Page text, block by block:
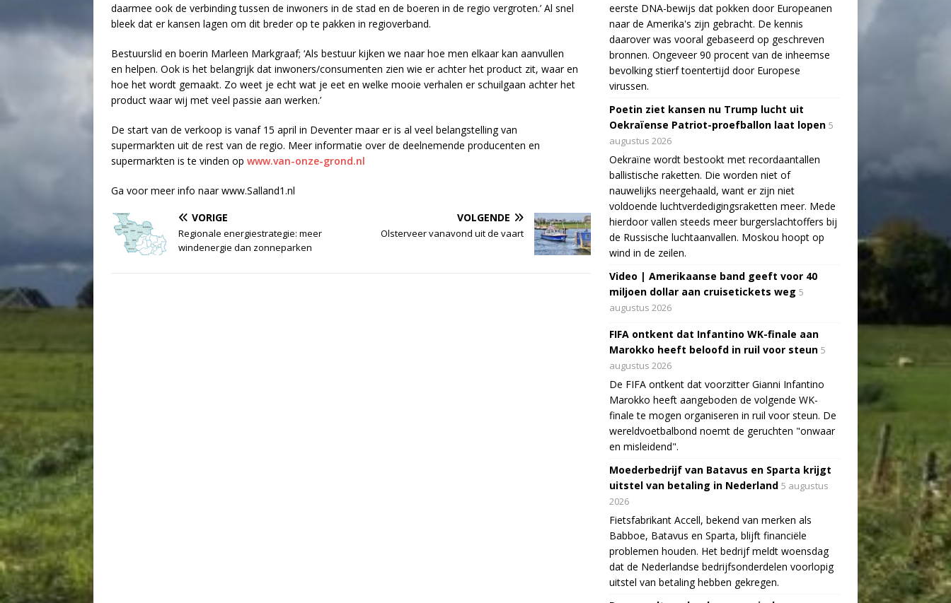
daarmee ook de verbinding tussen de inwoners in de stad en de boeren in de regio vergroten.’ Al snel
bleek dat er kansen lagen om dit breder op te pakken in regioverband.
Bestuurslid en boerin Marleen Markgraaf; ‘Als bestuur kijken we naar hoe men elkaar kan aanvullen
en helpen. Ook is het belangrijk dat inwoners/consumenten zien wie er achter het product zit, waar en
hoe het wordt gemaakt. Zo weet je echt wat je eet en welke mooie verhalen er schuilgaan achter het
product waar wij met veel passie aan werken.’
De start van de verkoop is vanaf 15 april in Deventer maar er is al veel belangstelling van
supermarkten uit de rest van de regio. Meer informatie over de deelnemende producenten en
supermarkten is te vinden op www.van-onze-grond.nl
Ga voor meer info naar www.Salland1.nl
VORIGE
Regionale energiestrategie: meer
windenergie dan zonneparken
VOLGENDE
Olsterveer vanavond uit de vaart
eerste DNA-bewijs dat pokken door Europeanen
naar de Amerika's zijn gebracht. De kennis
daarover was vooral gebaseerd op geschreven
bronnen. Ongeveer 90 procent van de inheemse
bevolking stierf toentertijd door Europese
virussen.
Poetin ziet kansen nu Trump lucht uit
Oekraïense Patriot-proefballon laat lopen 5
augustus 2026
Oekraïne wordt bestookt met recordaantallen
ballistische raketten. Die worden niet of
nauwelijks neergehaald, want er zijn niet
voldoende luchtverdedigingsraketten meer. Mede
hierdoor vallen steeds meer burgerslachtoffers bij
de Russische luchtaanvallen. Moskou hoopt op
wind in de zeilen.
Video | Amerikaanse band geeft voor 40
miljoen dollar aan cruisetickets weg 5
augustus 2026
FIFA ontkent dat Infantino WK-finale aan
Marokko heeft beloofd in ruil voor steun 5
augustus 2026
De FIFA ontkent dat voorzitter Gianni Infantino
Marokko heeft aangeboden de volgende WK-
finale te mogen organiseren in ruil voor steun. De
wereldvoetbalbond noemt de geruchten "onwaar
en misleidend".
Moederbedrijf van Batavus en Sparta krijgt
uitstel van betaling in Nederland 5 augustus
2026
Fietsfabrikant Accell, bekend van merken als
Babboe, Batavus en Sparta, blijft financiële
problemen houden. Het bedrijf meldt woensdag
dat de Nederlandse bedrijfsonderdelen voorlopig
uitstel van betaling hebben gekregen.